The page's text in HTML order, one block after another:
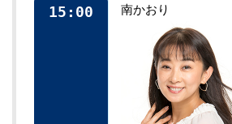
15:00 南かおり